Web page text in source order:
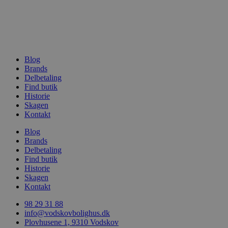
Blog
Brands
Delbetaling
Find butik
Historie
Skagen
Kontakt
Blog
Brands
Delbetaling
Find butik
Historie
Skagen
Kontakt
98 29 31 88
info@vodskovbolighus.dk
Plovhusene 1, 9310 Vodskov
woocommerce_items_in_cart